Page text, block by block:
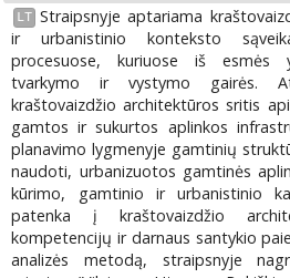
LT Straipsnyje aptariama
ir urbanistinio konteksto
procesuose, kuriuose iš esmės
tvarkymo ir vystymo gairės.
kraštovaizdžio architektūros sritis
gamtos ir sukurtos aplinkos
planavimo lygmenyje gamtinių
naudoti, urbanizuotos gamtinės
kūrimo, gamtinio ir urbanistinio
patenka į kraštovaizdžio
kompetencijų ir darnaus santykio
analizės metodą, straipsnyje